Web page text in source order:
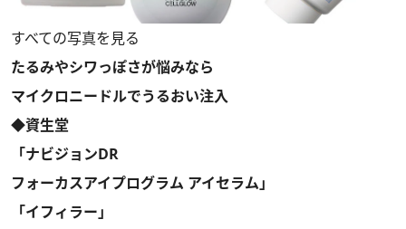
すべての写真を見る
たるみやシワっぽさが悩みなら
マイクロニードルでうるおい注入
◆資生堂
「ナビジョンDR
フォーカスアイプログラム アイセラム」
「イフィラー」